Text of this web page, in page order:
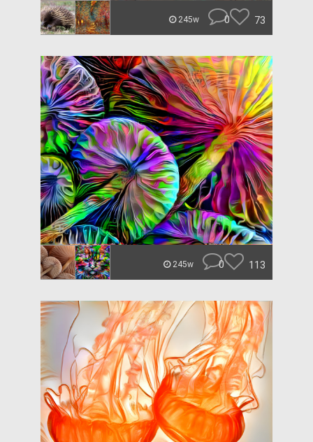
245w 0 73
245w 0 113